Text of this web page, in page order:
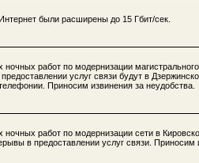
были расширены до 15 Гбит/сек.
работ по модернизации
услуг связи будут в
Приносим извинения за неудобства.
работ по модернизации сети в
в предоставлении услуг связи. Приносим